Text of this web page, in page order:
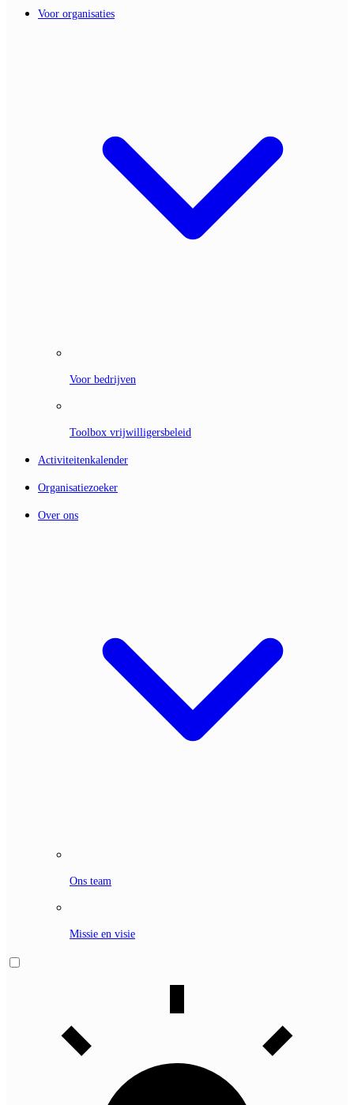
Voor organisaties
Voor bedrijven
Toolbox vrijwilligersbeleid
Activiteitenkalender
Organisatiezoeker
Over ons
Ons team
Missie en visie